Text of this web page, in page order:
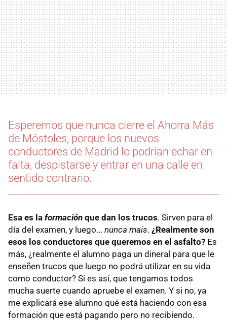
Esperemos que nunca cierre el Ahorra Más
de Móstoles, porque los nuevos
conductores de Madrid lo podrían echar en
falta, despistarse y entrar en una calle en
sentido contrario.
Esa es la formación que dan los trucos. Sirven para el
día del examen, y luego... nunca mais. ¿Realmente son
esos los conductores que queremos en el asfalto? Es
más, ¿realmente el alumno paga un dineral para que le
enseñen trucos que luego no podrá utilizar en su vida
como conductor? Si es así, que tengamos todos
mucha suerte cuando apruebe el examen. Y si no, ya
me explicará ese alumno qué está haciendo con esa
formación que está pagando pero no recibiendo.